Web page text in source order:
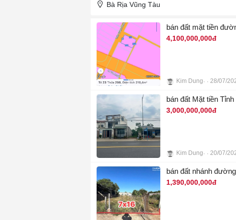
Bà Rịa Vũng Tàu
bán đất mặt tiền
4,100,000,000đ
Kim Dung 28/07/
bán đất Mặt tiền
3,000,000,000đ
Kim Dung 20/07/
bán đất nhánh
1,390,000,000đ